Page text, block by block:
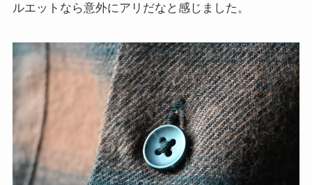
ルエットなら意外にアリだなと感じました。